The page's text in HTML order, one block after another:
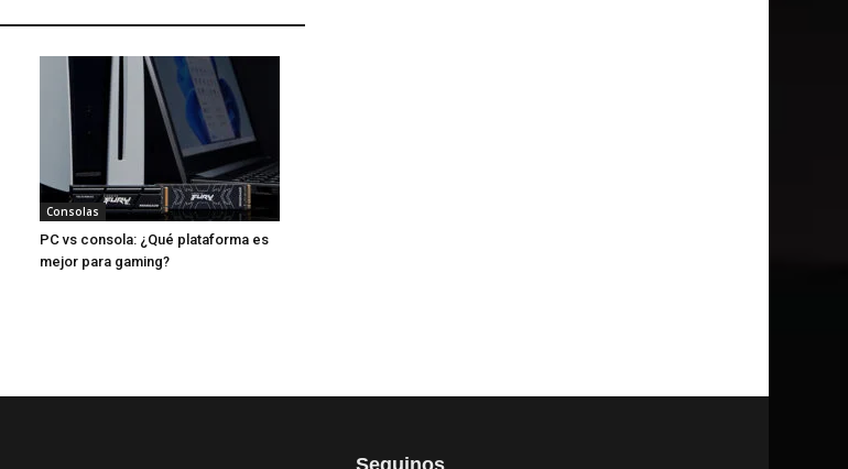
Consolas
PC vs consola: ¿Qué plataforma es
mejor para gaming?
Seguinos